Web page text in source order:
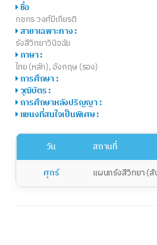
ชื่อ
กชกร วงศ์มีเกียรติ
สาขาเฉพาะทาง :
รังสีวิทยาวินิจฉัย
ภาษา :
ไทย (หลัก), อังกฤษ (รอง)
การศึกษา :
วุฒิบัตร :
การศึกษาหลังปริญญา :
แขนงที่สนใจเป็นพิเศษ :
วัน
สถานที่
ศุกร์
แผนกรังสีวิทยา (สั